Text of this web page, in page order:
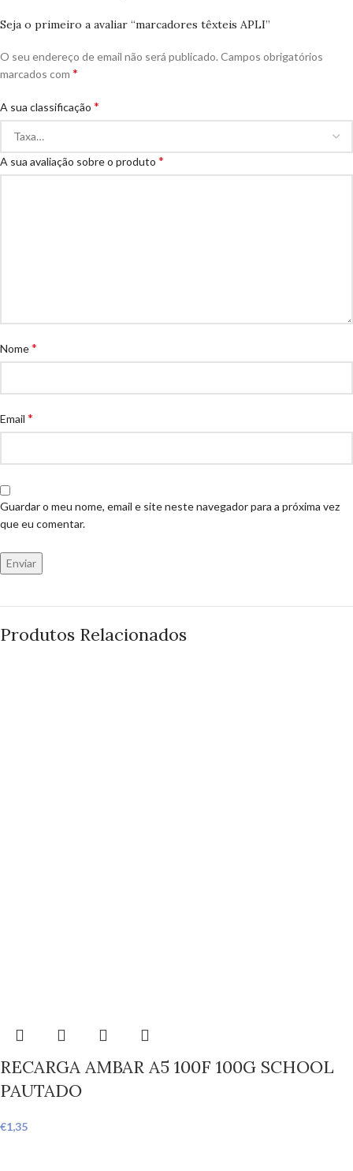
Seja o primeiro a avaliar “marcadores têxteis APLI”
O seu endereço de email não será publicado. Campos obrigatórios
marcados com *
A sua classificação *
A sua avaliação sobre o produto *
Nome*
Email *
Guardar o meu nome, email e site neste navegador para a próxima vez
que eu comentar.
Produtos Relacionados
RECARGA AMBAR A5 100F 100G SCHOOL
PAUTADO
€1,35